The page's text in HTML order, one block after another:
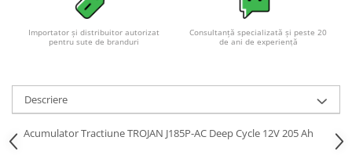
Importator și distribuitor autorizat
pentru sute de branduri
Consultanță specializată și peste 20
de ani de experiență
Descriere
Acumulator Tractiune TROJAN J185P-AC Deep Cycle 12V 205 Ah